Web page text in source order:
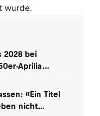
wurde.
2028 bei
Aprilia
«Ein Titel
nicht